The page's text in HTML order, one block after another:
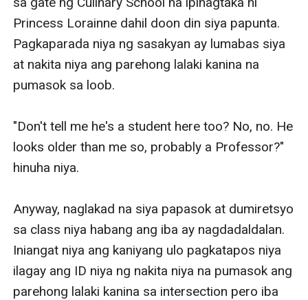
Princess Lorainne dahil doon din siya papunta.
Pagkaparada niya ng sasakyan ay lumabas siya
at nakita niya ang parehong lalaki kanina na
pumasok sa loob.
"Don't tell me he's a student here too? No, no. He
looks older than me so, probably a Professor?"
hinuha niya.
Anyway, naglakad na siya papasok at dumiretsyo
sa class niya habang ang iba ay nagdadaldalan.
Iniangat niya ang kaniyang ulo pagkatapos niya
ilagay ang ID niya ng nakita niya na pumasok ang
parehong lalaki kanina sa intersection pero iba